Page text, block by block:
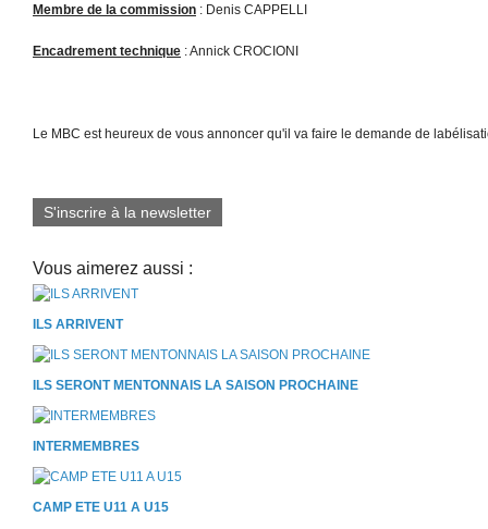
Membre de la commission : Denis CAPPELLI
Encadrement technique : Annick CROCIONI
Le MBC est heureux de vous annoncer qu'il va faire le demande de
S'inscrire à la newsletter
Vous aimerez aussi :
ILS ARRIVENT
ILS SERONT MENTONNAIS LA SAISON PROCHAINE
INTERMEMBRES
CAMP ETE U11 A U15